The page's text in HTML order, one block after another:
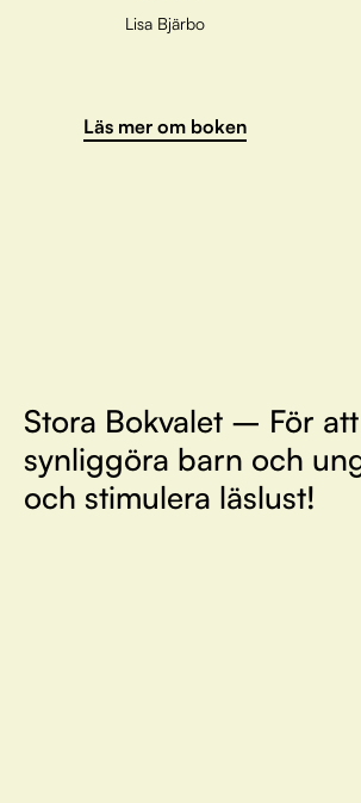
Lisa Bjärbo
Läs mer om boken
Stora Bokvalet – För att
synliggöra barn och
och stimulera läslust!